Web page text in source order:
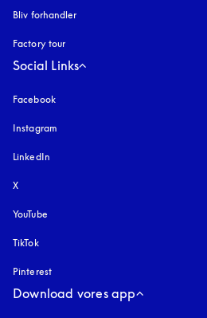
Bliv forhandler
Factory tour
Social Links
Facebook
Instagram
LinkedIn
X
YouTube
TikTok
Pinterest
Download vores app